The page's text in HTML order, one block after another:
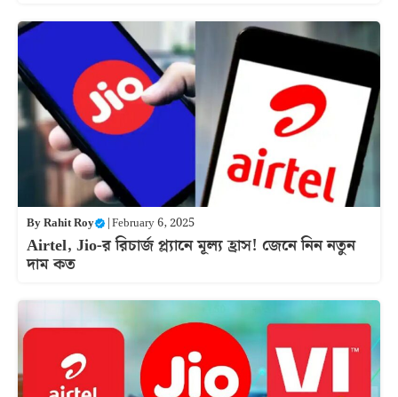
ByRahit Roy |February 6, 2025
Airtel, Jio-র রিচার্জ প্ল্যানে মূল্য হ্রাস! জেনে নিন নতুন
দাম কত